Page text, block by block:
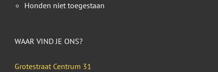
Honden niet toegestaan
WAAR VIND JE ONS?
Grotestraat Centrum 31